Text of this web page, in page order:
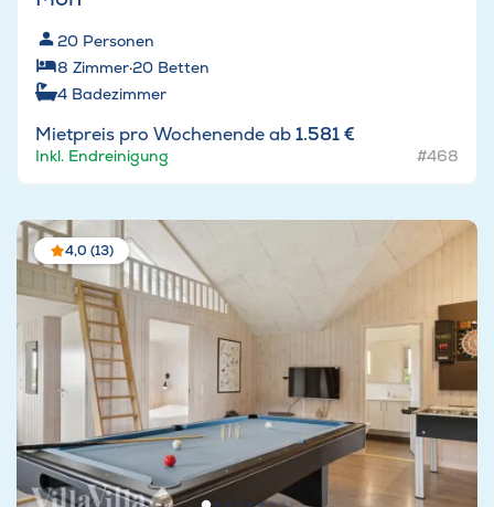
20 Personen
8 Zimmer·20 Betten
4 Badezimmer
Mietpreis pro Wochenende ab1.581 €
Inkl. Endreinigung #468
4,0 (13)